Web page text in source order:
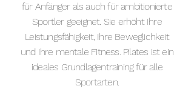
für Anfänger als auch für ambitionierte
Sportler geeignet. Sie erhöht Ihre
Leistungsfähigkeit, Ihre Beweglichkeit
und Ihre mentale Fitness. Pilates ist ein
ideales Grundlagentraining für alle
Sportarten.